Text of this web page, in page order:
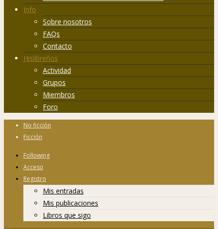
Info
Sobre nosotros
FAQs
Contacto
Hislibreños
Actividad
Grupos
Miembros
Foro
No ficción
Ficción
Following
Acceso
Registro
Mis entradas
Mis publicaciones
Libros que sigo